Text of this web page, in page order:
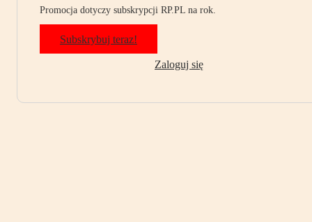
Promocja dotyczy subskrypcji RP.PL na rok.
Subskrybuj teraz!
Zaloguj się